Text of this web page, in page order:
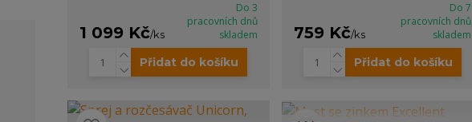
1 099 Kč/ks
Do 3
pracovních dnů
skladem
Přidat do košíku
759 Kč/ks
Do 7
pracovních dnů
skladem
Přidat do košíku